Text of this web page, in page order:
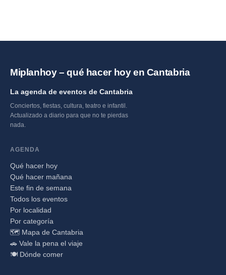
Miplanhoy – qué hacer hoy en Cantabria
La agenda de eventos de Cantabria
Conciertos, fiestas, cultura, teatro e infantil.
Actualizado a diario para que no te pierdas
nada.
AGENDA
Qué hacer hoy
Qué hacer mañana
Este fin de semana
Todos los eventos
Por localidad
Por categoría
🗺️ Mapa de Cantabria
🚗 Vale la pena el viaje
🍽️ Dónde comer